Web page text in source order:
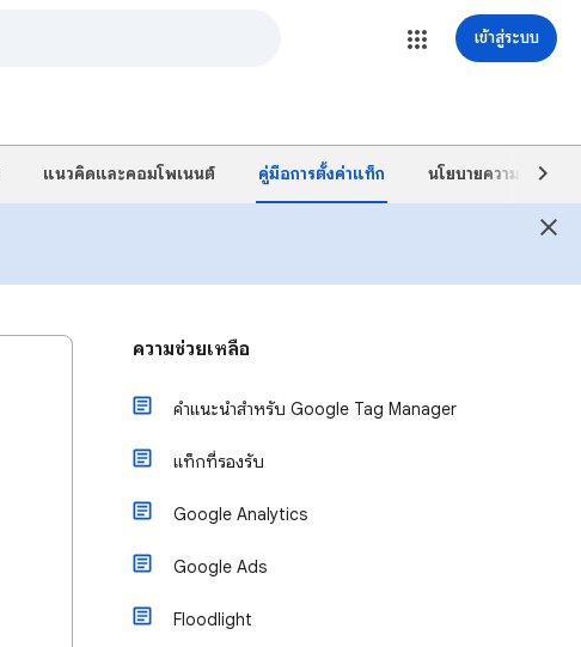
เข้าสู่ระบบ
แนวคิดและคอมโพเนนต์ คู่มือการตั้งค่าแท็ก นโยบายความเป็นส่วน
ความช่วยเหลือ
คำแนะนำสำหรับ Google Tag Manager
แท็กที่รองรับ
Google Analytics
Google Ads
Floodlight